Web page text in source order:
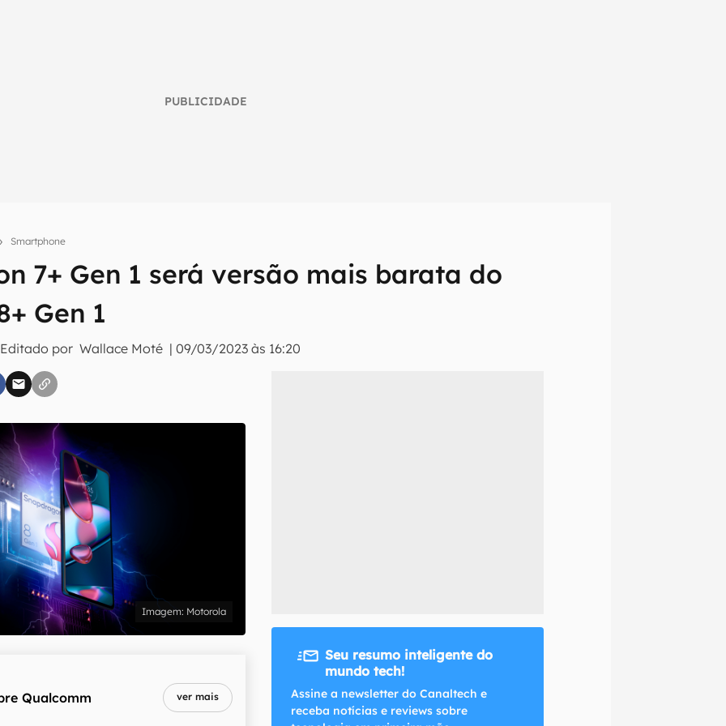
PUBLICIDADE
Smartphone
7+ Gen 1 será versão mais barata do
Gen 1
Editado por Wallace Moté |09/03/2023 às 16:20
inteligente do mundo tech!
do Canaltech e receba notícias e reviews sobre tecnologia em primeira
aceito e concordo com os
Motorola
Qualcomm ver mais
Seu resumo inteligente do
mundo tech!
Assine a newsletter do Canaltech e
receba notícias e reviews sobre